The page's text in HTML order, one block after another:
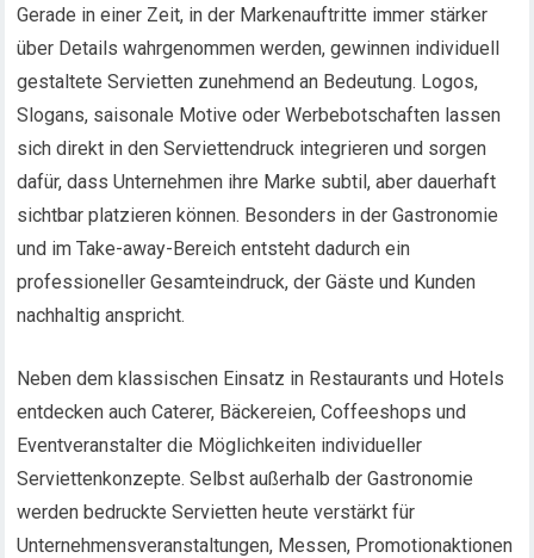
Gerade in einer Zeit, in der Markenauftritte immer stärker
über Details wahrgenommen werden, gewinnen individuell
gestaltete Servietten zunehmend an Bedeutung. Logos,
Slogans, saisonale Motive oder Werbebotschaften lassen
sich direkt in den Serviettendruck integrieren und sorgen
dafür, dass Unternehmen ihre Marke subtil, aber dauerhaft
sichtbar platzieren können. Besonders in der Gastronomie
und im Take-away-Bereich entsteht dadurch ein
professioneller Gesamteindruck, der Gäste und Kunden
nachhaltig anspricht.
Neben dem klassischen Einsatz in Restaurants und Hotels
entdecken auch Caterer, Bäckereien, Coffeeshops und
Eventveranstalter die Möglichkeiten individueller
Serviettenkonzepte. Selbst außerhalb der Gastronomie
werden bedruckte Servietten heute verstärkt für
Unternehmensveranstaltungen, Messen, Promotionaktionen